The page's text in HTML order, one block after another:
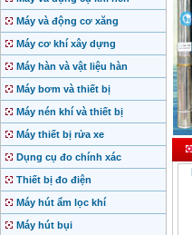
Máy và động cơ xăng
Máy cơ khí xây dựng
Máy hàn và vật liệu hàn
Máy bơm và thiết bị
Máy nén khí và thiết bị
Máy thiết bị rửa xe
Dụng cụ đo chính xác
Thiết bị đo điện
Máy hút ẩm lọc khí
Máy hút bụi